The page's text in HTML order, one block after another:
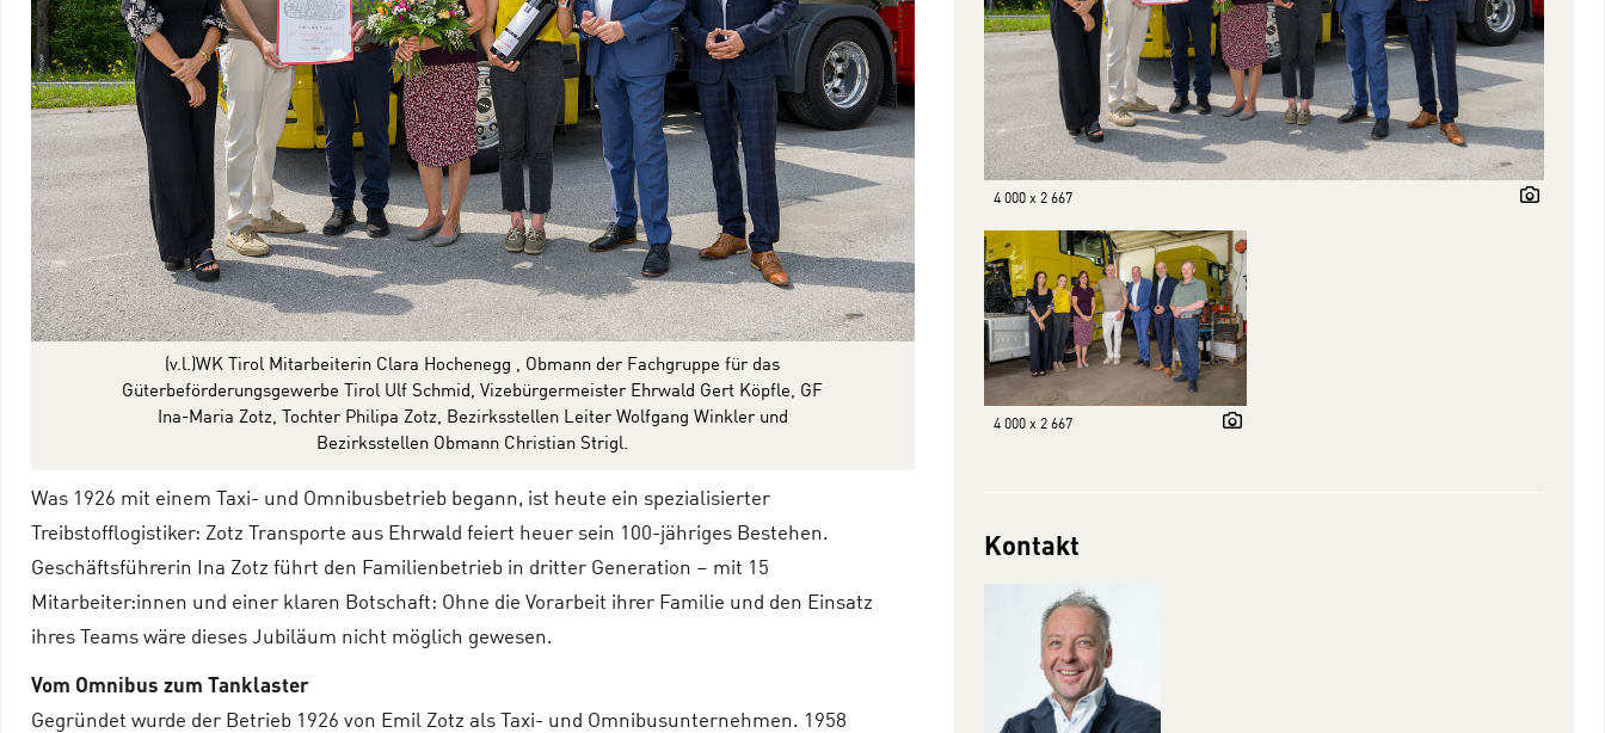
(v.l.)WK Tirol Mitarbeiterin Clara Hochenegg , Obmann der Fachgruppe für das
Güterbeförderungsgewerbe Tirol Ulf Schmid, Vizebürgermeister Ehrwald Gert Köpfle, GF
Ina-Maria Zotz, Tochter Philipa Zotz, Bezirksstellen Leiter Wolfgang Winkler und
Bezirksstellen Obmann Christian Strigl.
Was 1926 mit einem Taxi- und Omnibusbetrieb begann, ist heute ein spezialisierter
Treibstofflogistiker: Zotz Transporte aus Ehrwald feiert heuer sein 100-jähriges Bestehen.
Geschäftsführerin Ina Zotz führt den Familienbetrieb in dritter Generation – mit 15
Mitarbeiter:innen und einer klaren Botschaft: Ohne die Vorarbeit ihrer Familie und den Einsatz
ihres Teams wäre dieses Jubiläum nicht möglich gewesen.
Vom Omnibus zum Tanklaster
Gegründet wurde der Betrieb 1926 von Emil Zotz als Taxi- und Omnibusunternehmen. 1958
4 000 x 2 667
4 000 x 2 667
Kontakt